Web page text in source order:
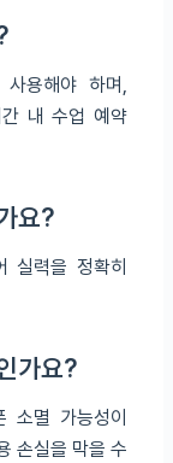
용해야 하며,
내 수업 예약
요?
실력을 정확히
가요?
멸 가능성이
손실을 막을 수